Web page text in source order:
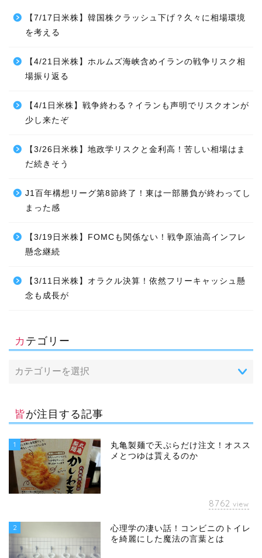
【7/17日米株】韓国株クラッシュ下げ？久々に相場環境
を考える
【4/21日米株】ホルムズ海峡含めイランの戦争リスク相
場振り返る
【4/1日米株】戦争終わる？イランも声明でリスクオンが
少し来たぞ
【3/26日米株】地政学リスクと金利高！苦しい相場はま
だ続きそう
J1百年構想リーグ第8節終了！東は一部勝負が終わってし
まった感
【3/19日米株】FOMCも関係ない！戦争原油高インフレ
懸念継続
【3/11日米株】オラクル決算！依然フリーキャッシュ懸
念も成長が
カテゴリー
皆が注目する記事
1
丸亀製麺で天ぷらだけ注文！オスス
メとつゆは貰えるのか
8762 view
2
心理学の凄い話！コンビニのトイレ
を綺麗にした魔法の言葉とは